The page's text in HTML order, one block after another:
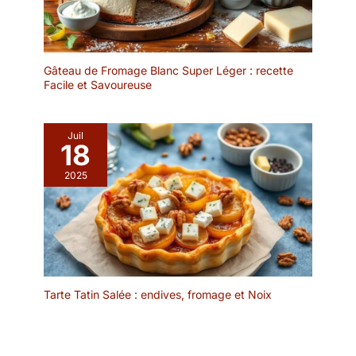
table ou saison, ils
seront des classiques
intemporels pour vos
fêtes et rassemblements.
pendaison de crémaillère
et les mariages.
SIMPLICITÉ DU DESIGN
-- La couleur décente et
le design simple des bols
les rendent suffisamment
polyvalents pour
s'adapter à n'importe
quel décor de cuisine ou
de table à manger. Leurs
pratique dans la cuisine.
Elles passent au micro-
ondes, au four et au
pratique tant pour les
donc réchauffer vos
plats directement dans
les assiettes sans aucun
souci. 𝐂𝐎𝐌𝐏𝐋É𝐌𝐄𝐍𝐓
𝐏𝐀𝐑𝐅𝐀𝐈𝐓 - La vaisselle
fait partie de la collection
Oasis de MIAMIO. Dans
notre boutique Amazon,
vous trouverez
également des bols et
des tasses assortis. Le
Gâteau de Fromage Blanc Super Léger : recette
Facile et Savoureuse
Juil
18
2025
Tarte Tatin Salée : endives, fromage et Noix